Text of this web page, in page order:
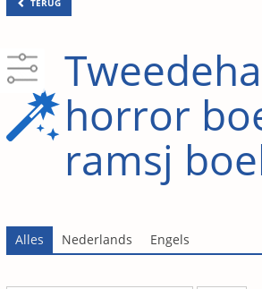
TERUG
horror
ramsj